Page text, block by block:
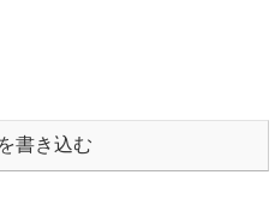
書き込む